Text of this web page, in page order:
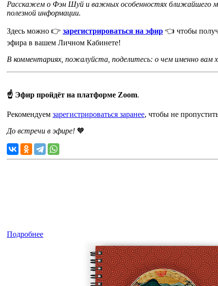
Расскажем о Фэн Шуй и важных особенностях ближайшего
полезной информации.
Здесь можно 👉 зарегистрироваться на эфир 👈 чтобы
эфира в вашем Личном Кабинете!
В комментариях, пожалуйста, поделитесь: о чем именно вам
☝ Эфир пройдёт на платформе Zoom.
Рекомендуем зарегистрироваться заранее, чтобы не
До встречи в эфире! 🧡
Подробнее